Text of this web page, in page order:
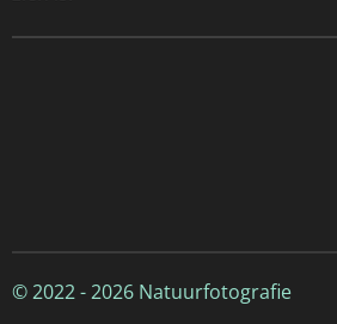
© 2022 - 2026 Natuurfotografie